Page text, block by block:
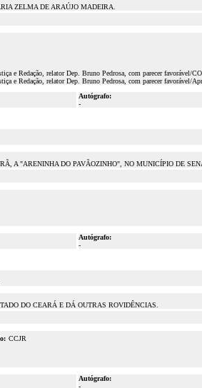
ZELMA DE ARAÚJO MADEIRA.
e Redação, relator Dep. Bruno Pedrosa, com parecer
e Redação, relator Dep. Bruno Pedrosa, com parecer favorável/
Autógrafo:
-
A "ARENINHA DO PAVÃOZINHO", NO MUNICÍPIO DE
Autógrafo:
-
DO CEARÁ E DÁ OUTRAS ROVIDÊNCIAS.
CCJR
Autógrafo:
-